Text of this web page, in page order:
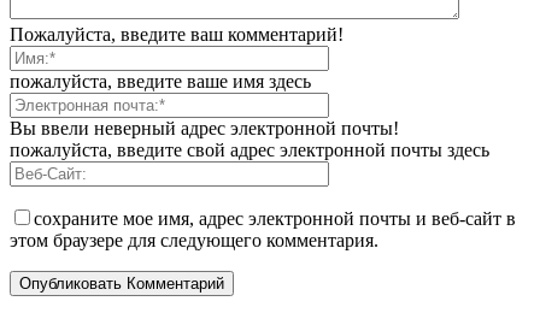
Пожалуйста, введите ваш комментарий!
пожалуйста, введите ваше имя здесь
Вы ввели неверный адрес электронной почты!
пожалуйста, введите свой адрес электронной почты здесь
сохраните мое имя, адрес электронной почты и веб-сайт в
этом браузере для следующего комментария.